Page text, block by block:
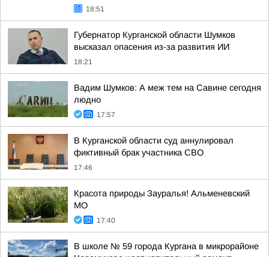
18:51
Губернатор Курганской области Шумков
высказал опасения из-за развития ИИ
18:21
Вадим Шумков: А меж тем на Савине сегодня
людно
17:57
В Курганской области суд аннулировал
фиктивный брак участника СВО
17:46
Красота природы Зауралья! Альменевский
МО
17:40
В школе № 59 города Кургана в микрорайоне